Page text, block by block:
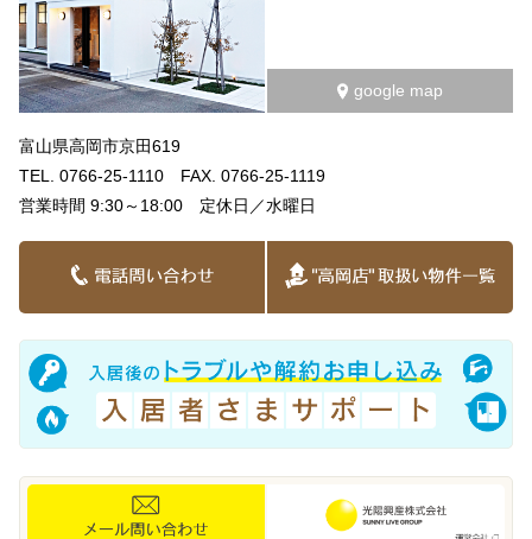
google map
富山県高岡市京田619
TEL. 0766-25-1110 FAX. 0766-25-1119
営業時間 9:30～18:00 定休日／水曜日